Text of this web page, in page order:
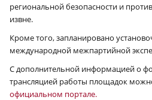
региональной безопасности и
извне.
Кроме того, запланировано
международной межпартийной
С дополнительной информацией о
трансляцией работы площадок
официальном портале.